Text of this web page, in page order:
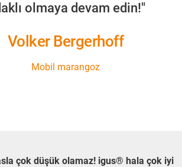
olmaya devam edin!"
Volker Bergerhoff
Mobil marangoz
çok düşük olamaz! igus® hala çok iyi